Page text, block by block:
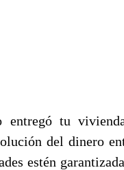
entregó tu
del dinero
estén